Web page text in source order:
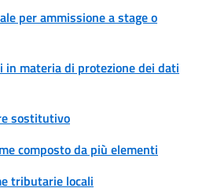
per ammissione a stage o
in materia di protezione dei dati
sostitutivo
composto da più elementi
tributarie locali